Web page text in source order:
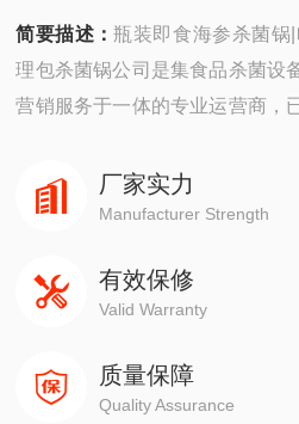
简要描述：瓶装即食海参杀菌锅
理包杀菌锅公司是集食品杀菌设
营销服务于一体的专业运营商，
储存运输、技术服务于一体的*的
厂家实力
Manufacturer Strength
有效保修
Valid Warranty
质量保障
Quality Assurance